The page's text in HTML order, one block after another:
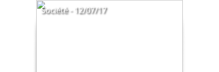
Société - 12/07/17